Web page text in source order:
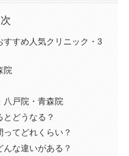
すめ人気クリニック・3
院
八戸院・青森院
どうなる？
てどれくらい？
な違いがある？